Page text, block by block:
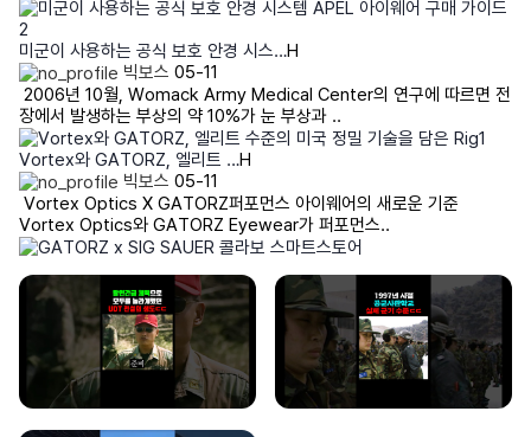
미군이 사용하는 공식 보호 안경 시스…H
빅보스 05-11
2006년 10월, Womack Army Medical Center의 연구에 따르면 전
장에서 발생하는 부상의 약 10%가 눈 부상과 ..
Vortex와 GATORZ, 엘리트 …H
빅보스 05-11
Vortex Optics X GATORZ퍼포먼스 아이웨어의 새로운 기준
Vortex Optics와 GATORZ Eyewear가 퍼포먼스..